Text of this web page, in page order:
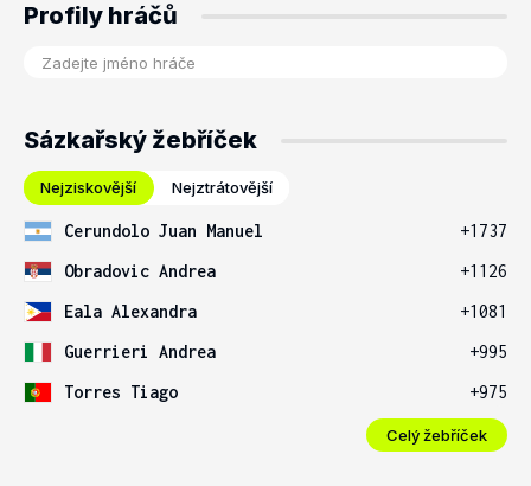
Profily hráčů
Sázkařský žebříček
Nejziskovější Nejztrátovější
Cerundolo Juan Manuel
+1737
Obradovic Andrea
+1126
Eala Alexandra
+1081
Guerrieri Andrea
+995
Torres Tiago
+975
Celý žebříček